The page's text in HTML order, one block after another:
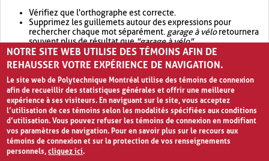
Vérifiez que l'orthographe est correcte.
Supprimez les guillemets autour des expressions pour
rechercher chaque mot séparément. garage à véloretournera
souvent plus de résultat que"garage à vélo".
Envisagez d'élargir votre recherche avec OR.garage OR vélo
retournera souvent plus de résultat quegarage à vélo
NOTRE SITE WEB UTILISE DES TÉMOINS AFIN DE
REHAUSSER VOTRE EXPÉRIENCE DE NAVIGATION.
Le site web de Polytechnique Montréal utilise des témoins de connexion
afin de recueillir des statistiques générales et offrir une meilleure
expérience à ses visiteurs. En naviguant sur le site, vous acceptez
l’utilisation de ces témoins selon les modalités spécifiées aux conditions
d’utilisation. Vous pouvez refuser les témoins de connexion en modifiant
vos paramètres de navigation. Pour en savoir plus sur le recours aux
témoins de connexion et sur la protection de vos renseignements
personnels,cliquez ici.